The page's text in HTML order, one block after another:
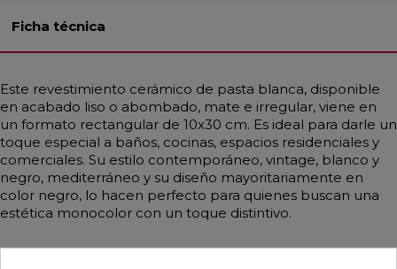
Ficha técnica
Este revestimiento cerámico de pasta blanca, disponible
en acabado liso o abombado, mate e irregular, viene en
un formato rectangular de 10x30 cm. Es ideal para darle un
toque especial a baños, cocinas, espacios residenciales y
comerciales. Su estilo contemporáneo, vintage, blanco y
negro, mediterráneo y su diseño mayoritariamente en
color negro, lo hacen perfecto para quienes buscan una
estética monocolor con un toque distintivo.